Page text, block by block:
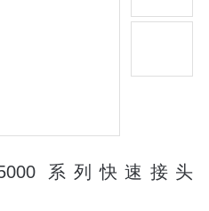
系列快速接头